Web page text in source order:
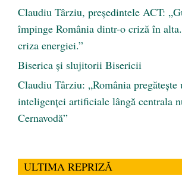
Claudiu Târziu, președintele ACT:
împinge România dintr-o criză în
criza energiei.”
Biserica și slujitorii Bisericii
Claudiu Târziu: „România
inteligenței artificiale lângă centrala
Cernavodă”
ULTIMA REPRIZĂ